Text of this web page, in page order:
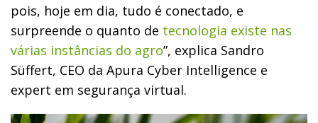
pois, hoje em dia, tudo é conectado, e
surpreende o quanto de tecnologia existe nas
várias instâncias do agro”, explica Sandro
Süffert, CEO da Apura Cyber Intelligence e
expert em segurança virtual.